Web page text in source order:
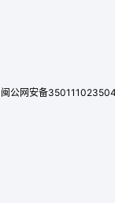
闽公网安备